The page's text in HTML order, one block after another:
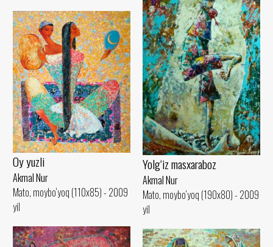
Yolg‘iz masxaraboz
Akmal Nur
Mato, moybo‘yoq (190x80) - 2009
yil
Oy yuzli
Akmal Nur
Mato, moybo‘yoq (110x85) - 2009
yil